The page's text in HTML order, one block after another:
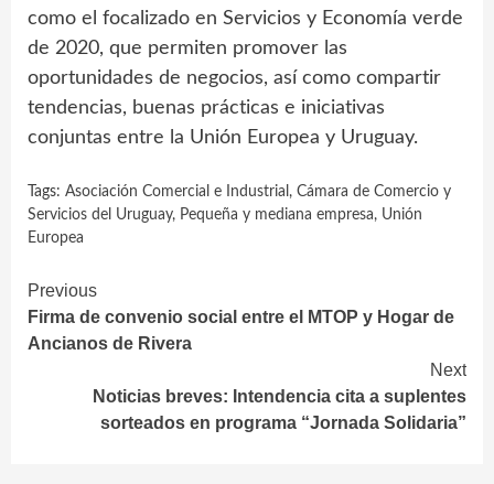
como el focalizado en Servicios y Economía verde
de 2020, que permiten promover las
oportunidades de negocios, así como compartir
tendencias, buenas prácticas e iniciativas
conjuntas entre la Unión Europea y Uruguay.
Tags: Asociación Comercial e Industrial , Cámara de Comercio y
Servicios del Uruguay, Pequeña y mediana empresa, Unión
Europea
Continue
Reading
Previous
Firma de convenio social entre el MTOP y Hogar de
Ancianos de Rivera
Next
Noticias breves: Intendencia cita a suplentes
sorteados en programa “Jornada Solidaria”